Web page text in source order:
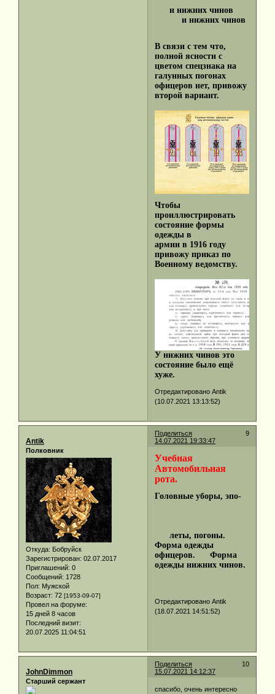
и нижних чинов
и нижних чинов
В связи с тем что,
полной ясности с
цветом спецзнака на
галунных погонах
офицеров нет, привожу
второй вариант.
Чтобы
проиллюстрировать
состояние формы
одежды в
армии в 1916 году
привожу приказ по
Военному ведомству.
У нижних чинов это
состояние было ещё
хуже.
Отредактировано Antik
(10.07.2021 13:13:52)
Поделиться
9
14.07.2021 19:33:47
Antik
Полковник
Откуда: Бобруйск
Зарегистрирован: 02.07.2017
Приглашений: 0
Сообщений: 1728
Пол: Мужской
Возраст: 72 [1953-09-07]
Провел на форуме:
15 дней 8 часов
Последний визит:
20.07.2025 11:04:51
Учебная
Автомобильная
рота.
Головные уборы, эпо-
леты, погоны.
Форма одежды
офицеров.
Форма
одежды нижних чинов.
Отредактировано Antik
(18.07.2021 14:51:52)
Поделиться
10
15.07.2021 14:12:37
JohnDimmon
Старший сержант
спасибо, очень интересно